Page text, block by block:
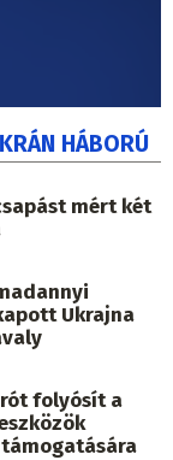
HÁBORÚ
mért két
Ukrajna
folyósít a